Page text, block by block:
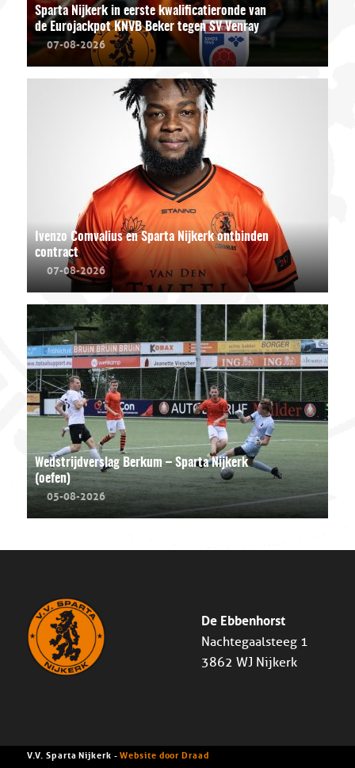
Sparta Nijkerk in eerste kwalificatieronde van
de Eurojackpot KNVB Beker tegen SV Venray
07-08-2026
Ivenzo Comvalius en Sparta Nijkerk ontbinden
contract
07-08-2026
Wedstrijdverslag Berkum – Sparta Nijkerk
(oefen)
05-08-2026
De Ebbenhorst
Nachtegaalsteeg 1
3862 WJ Nijkerk
V.V. Sparta Nijkerk -Website door Draad